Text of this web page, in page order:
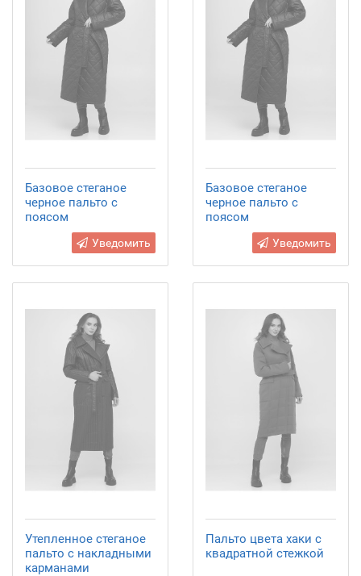
Базовое стеганое
черное пальто с
поясом
Уведомить
Базовое стеганое
черное пальто с
поясом
Уведомить
Утепленное стеганое
пальто с накладными
карманами
Пальто цвета хаки с
квадратной стежкой